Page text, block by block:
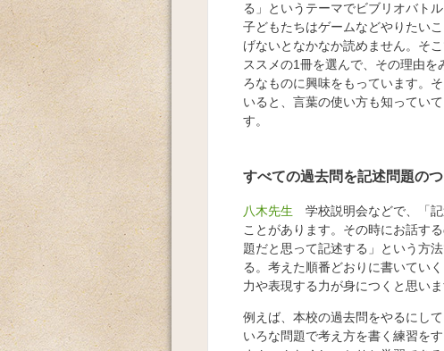
る」というテーマでビブリオバト
子どもたちはゲームなどやりたい
げないとなかなか読めません。そ
ススメの1冊を選んで、その理由
ろなものに興味をもっています。
いると、言葉の使い方も知ってい
す。
すべての過去問を記述問題の
八木先生 学校説明会などで、「
ことがあります。その時にお話す
題だと思って記述する」という方
る。考えた順番どおりに書いてい
力や表現する力が身につくと思いま
例えば、本校の過去問をやるにし
いろな問題で考え方を書く練習を